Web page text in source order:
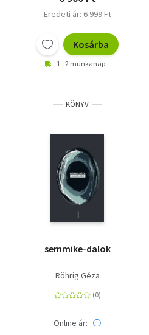
Eredeti ár: 6 999 Ft
Kosárba
1 - 2 munkanap
KÖNYV
semmike-dalok
Röhrig Géza
Online ár: